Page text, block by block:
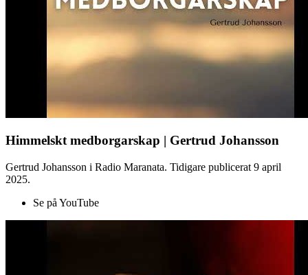
Himmelskt medborgarskap | Gertrud Johansson
Gertrud Johansson i Radio Maranata. Tidigare publicerat 9 april
2025.
Se på YouTube